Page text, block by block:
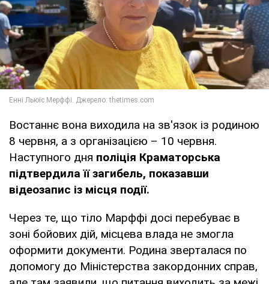
Востаннє вона виходила на зв'язок із родиною
8 червня, а з організацією – 10 червня.
Наступного дня поліція Краматорська
підтвердила її загибель, показавши
відеозапис із місця події.
Через те, що тіло Марффі досі перебуває в
зоні бойових дій, місцева влада не змогла
оформити документи. Родина зверталася по
допомогу до Міністерства закордонних справ,